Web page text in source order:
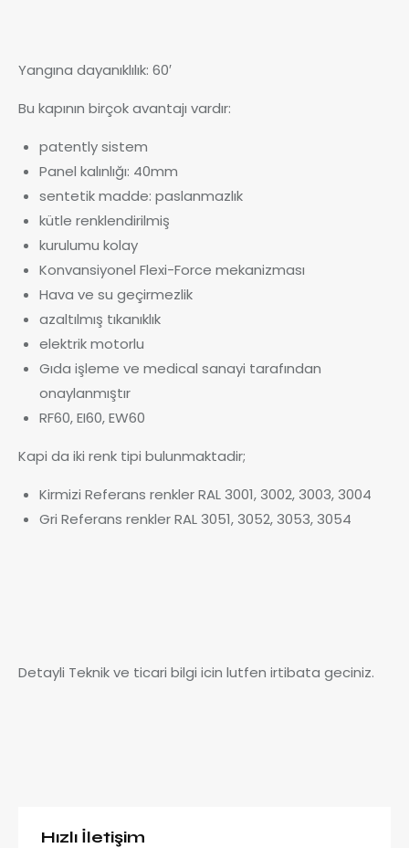
Yangına dayanıklılık: 60′
Bu kapının birçok avantajı vardır:
patently sistem
Panel kalınlığı: 40mm
sentetik madde: paslanmazlık
kütle renklendirilmiş
kurulumu kolay
Konvansiyonel Flexi-Force mekanizması
Hava ve su geçirmezlik
azaltılmış tıkanıklık
elektrik motorlu
Gıda işleme ve medical sanayi tarafından
onaylanmıştır
RF60, EI60, EW60
Kapi da iki renk tipi bulunmaktadir;
Kirmizi Referans renkler RAL 3001, 3002, 3003, 3004
Gri Referans renkler RAL 3051, 3052, 3053, 3054
Detayli Teknik ve ticari bilgi icin lutfen irtibata geciniz.
Hızlı İletişim